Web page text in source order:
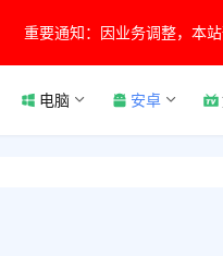
重要通知：因业务调整，本
电脑 安卓